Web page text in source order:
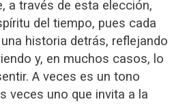
a través de esta elección,
del tiempo, pues cada
historia detrás, reflejando
y, en muchos casos, lo
A veces es un tono
veces uno que invita a la